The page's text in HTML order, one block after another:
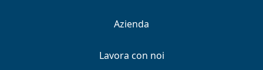
Azienda
Lavora con noi